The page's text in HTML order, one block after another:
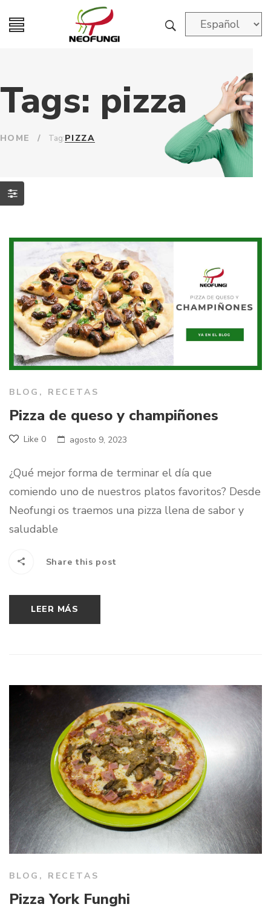
Tags: pizza
HOME / Tag:PIZZA
BLOG , RECETAS
Pizza de queso y champiñones
Like 0 agosto 9, 2023
¿Qué mejor forma de terminar el día que
comiendo uno de nuestros platos favoritos? Desde
Neofungi os traemos una pizza llena de sabor y
saludable
LEER MÁS
Share this post
BLOG , RECETAS
Pizza York Funghi